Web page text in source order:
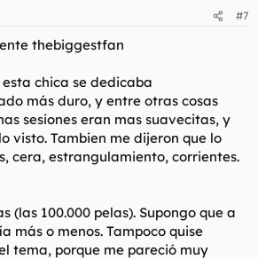
#7
thebiggestfan
chica se dedicaba
más duro, y entre otras cosas
sesiones eran mas suavecitas, y
visto. Tambien me dijeron que lo
cera, estrangulamiento, corrientes.
(las 100.000 pelas). Supongo que a
más o menos. Tampoco quise
tema, porque me pareció muy